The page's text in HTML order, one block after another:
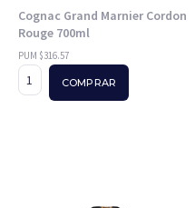
Cognac Grand Marnier Cordon
Rouge 700ml
PUM $316.57
COMPRAR